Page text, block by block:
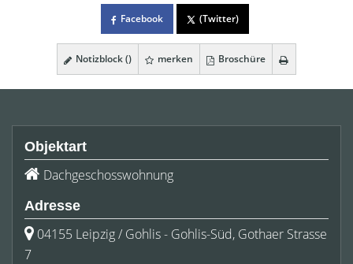
Facebook (Twitter)
Notizblock () merken Broschüre
Objektart
Dachgeschosswohnung
Adresse
04155 Leipzig / Gohlis - Gohlis-Süd, Gothaer Strasse
7